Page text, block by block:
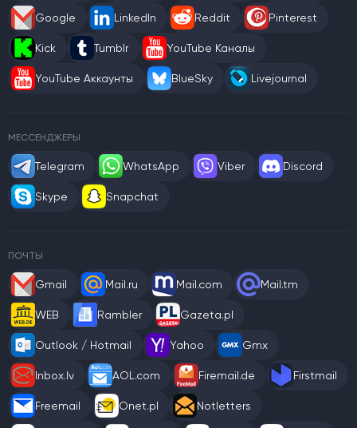
Google LinkedIn Reddit Pinterest
Kick Tumblr YouTube Каналы
YouTube Аккаунты BlueSky Livejournal
МЕССЕНДЖЕРЫ
Telegram WhatsApp Viber Discord
Skype Snapchat
ПОЧТЫ
Gmail Mail.ru Mail.com Mail.tm
WEB Rambler Gazeta.pl
Outlook / Hotmail Yahoo Gmx
Inbox.lv AOL.com Firemail.de Firstmail
Freemail Onet.pl Notletters